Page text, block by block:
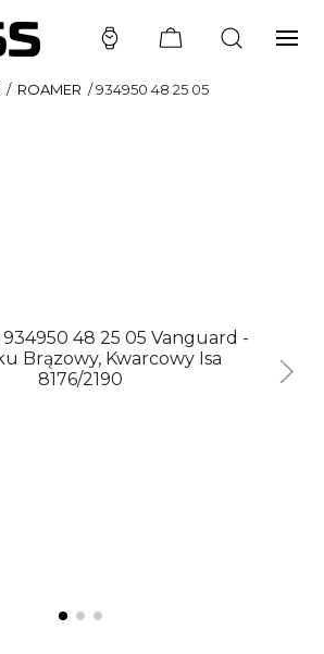
/ ROAMER /934950 48 25 05